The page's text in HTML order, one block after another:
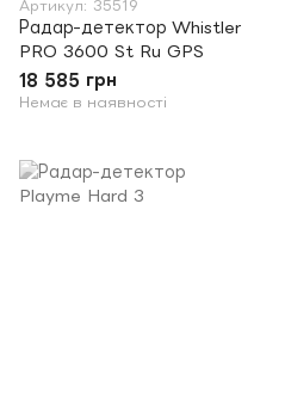
Артикул: 35519
Радар-детектор Whistler
PRO 3600 St Ru GPS
18 585 грн
Немає в наявності